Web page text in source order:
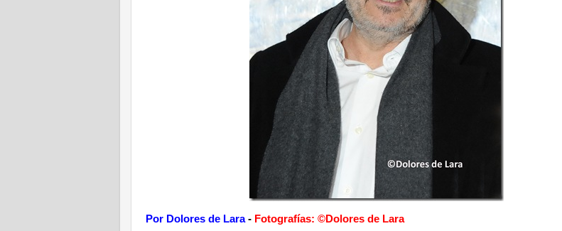
Por Dolores de Lara - Fotografías: ©Dolores de Lara